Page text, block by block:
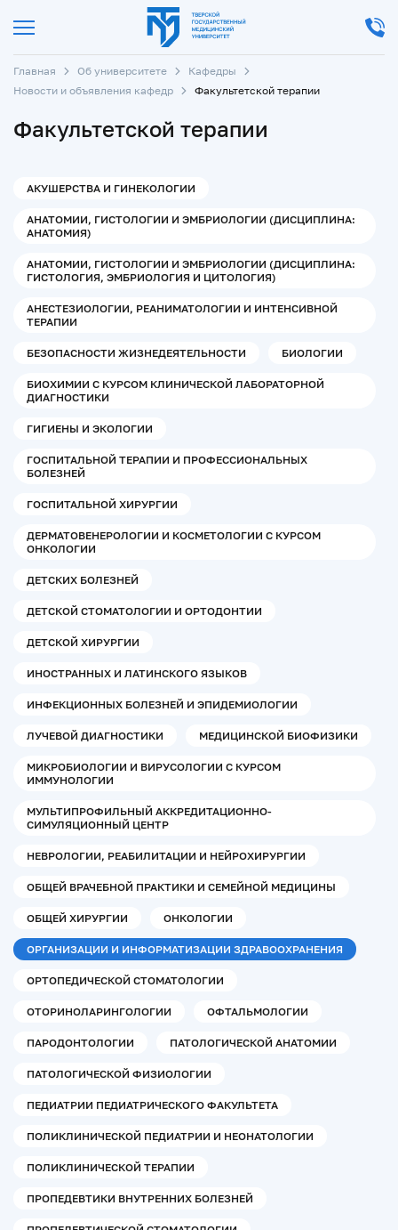
Главная Об университете
Кафедры
Новости и объявления кафедр
Факультетской терапии
Факультетской терапии
АКУШЕРСТВА И ГИНЕКОЛОГИИ
АНАТОМИИ, ГИСТОЛОГИИ И ЭМБРИОЛОГИИ (ДИСЦИПЛИНА:
АНАТОМИЯ)
АНАТОМИИ, ГИСТОЛОГИИ И ЭМБРИОЛОГИИ (ДИСЦИПЛИНА:
ГИСТОЛОГИЯ, ЭМБРИОЛОГИЯ И ЦИТОЛОГИЯ)
АНЕСТЕЗИОЛОГИИ, РЕАНИМАТОЛОГИИ И ИНТЕНСИВНОЙ
ТЕРАПИИ
БЕЗОПАСНОСТИ ЖИЗНЕДЕЯТЕЛЬНОСТИ БИОЛОГИИ
БИОХИМИИ С КУРСОМ КЛИНИЧЕСКОЙ ЛАБОРАТОРНОЙ
ДИАГНОСТИКИ
ГИГИЕНЫ И ЭКОЛОГИИ
ГОСПИТАЛЬНОЙ ТЕРАПИИ И ПРОФЕССИОНАЛЬНЫХ
БОЛЕЗНЕЙ
ГОСПИТАЛЬНОЙ ХИРУРГИИ
ДЕРМАТОВЕНЕРОЛОГИИ И КОСМЕТОЛОГИИ С КУРСОМ
ОНКОЛОГИИ
ДЕТСКИХ БОЛЕЗНЕЙ
ДЕТСКОЙ СТОМАТОЛОГИИ И ОРТОДОНТИИ
ДЕТСКОЙ ХИРУРГИИ
ИНОСТРАННЫХ И ЛАТИНСКОГО ЯЗЫКОВ
ИНФЕКЦИОННЫХ БОЛЕЗНЕЙ И ЭПИДЕМИОЛОГИИ
ЛУЧЕВОЙ ДИАГНОСТИКИ МЕДИЦИНСКОЙ БИОФИЗИКИ
МИКРОБИОЛОГИИ И ВИРУСОЛОГИИ С КУРСОМ
ИММУНОЛОГИИ
МУЛЬТИПРОФИЛЬНЫЙ АККРЕДИТАЦИОННО-
СИМУЛЯЦИОННЫЙ ЦЕНТР
НЕВРОЛОГИИ, РЕАБИЛИТАЦИИ И НЕЙРОХИРУРГИИ
ОБЩЕЙ ВРАЧЕБНОЙ ПРАКТИКИ И СЕМЕЙНОЙ МЕДИЦИНЫ
ОБЩЕЙ ХИРУРГИИ ОНКОЛОГИИ
ОРГАНИЗАЦИИ И ИНФОРМАТИЗАЦИИ ЗДРАВООХРАНЕНИЯ
ОРТОПЕДИЧЕСКОЙ СТОМАТОЛОГИИ
ОТОРИНОЛАРИНГОЛОГИИ ОФТАЛЬМОЛОГИИ
ПАРОДОНТОЛОГИИ ПАТОЛОГИЧЕСКОЙ АНАТОМИИ
ПАТОЛОГИЧЕСКОЙ ФИЗИОЛОГИИ
ПЕДИАТРИИ ПЕДИАТРИЧЕСКОГО ФАКУЛЬТЕТА
ПОЛИКЛИНИЧЕСКОЙ ПЕДИАТРИИ И НЕОНАТОЛОГИИ
ПОЛИКЛИНИЧЕСКОЙ ТЕРАПИИ
ПРОПЕДЕВТИКИ ВНУТРЕННИХ БОЛЕЗНЕЙ